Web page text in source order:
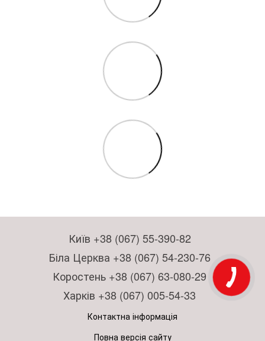
Київ +38 (067) 55-390-82
Біла Церква +38 (067) 54-230-76
Коростень +38 (067) 63-080-29
Харків +38 (067) 005-54-33
Контактна інформація
Повна версія сайту